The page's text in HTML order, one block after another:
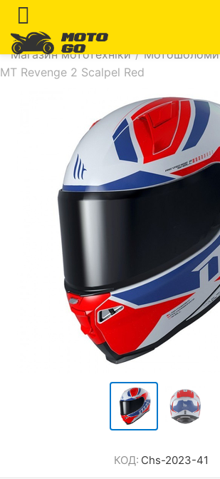
Магазин мототехніки / Мотошоломи
MT Revenge 2 Scalpel Red
КОД: Chs-2023-41